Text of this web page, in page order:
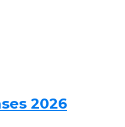
2026